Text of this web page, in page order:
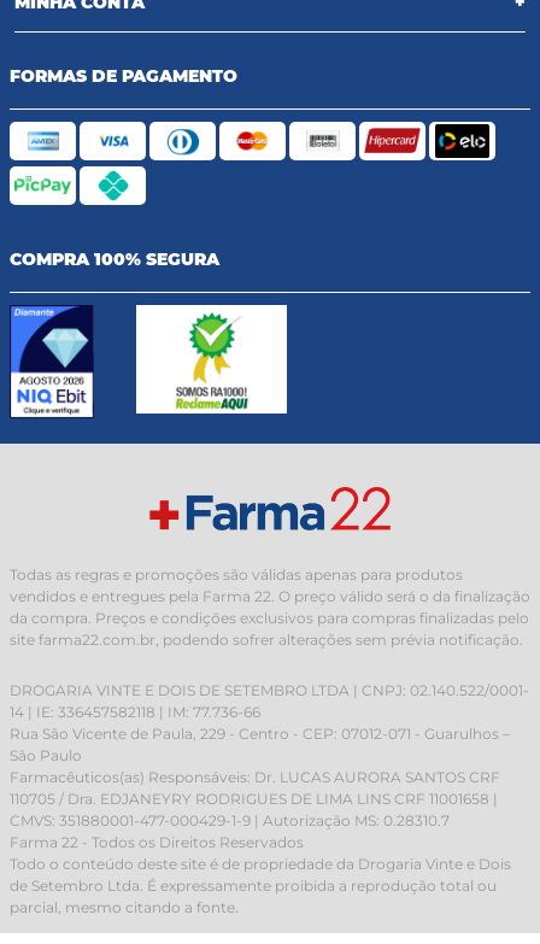
FORMAS DE PAGAMENTO
COMPRA 100% SEGURA
Todas as regras e promoções são válidas apenas para produtos
vendidos e entregues pela Farma 22. O preço válido será o da finalização
da compra. Preços e condições exclusivos para compras finalizadas pelo
site farma22.com.br, podendo sofrer alterações sem prévia notificação.
DROGARIA VINTE E DOIS DE SETEMBRO LTDA | CNPJ: 02.140.522/0001-
14 | IE: 336457582118 | IM: 77.736-66
Rua São Vicente de Paula, 229 - Centro - CEP: 07012-071 - Guarulhos –
São Paulo
Farmacêuticos(as) Responsáveis: Dr. LUCAS AURORA SANTOS CRF
110705 / Dra. EDJANEYRY RODRIGUES DE LIMA LINS CRF 11001658 |
CMVS: 351880001-477-000429-1-9 | Autorização MS: 0.28310.7
Farma 22 - Todos os Direitos Reservados
Todo o conteúdo deste site é de propriedade da Drogaria Vinte e Dois
de Setembro Ltda. É expressamente proibida a reprodução total ou
parcial, mesmo citando a fonte.